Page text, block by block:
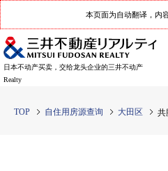
本页面为自动翻译，内
日本不动产买卖，交给龙头企业的三井不动产
Realty
TOP 自住用房源查询 大田区 共